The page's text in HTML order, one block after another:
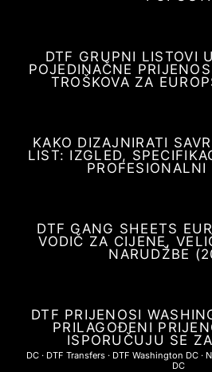
DTF GRUPNI LISTOVI
POJEDINAČNE
TROŠKOVA ZA
KAKO DIZAJNIRATI
LIST: IZGLED,
PROFESIONALNI
DTF GANG SHEETS
VODIČ ZA CIJENE,
NARUDŽBE
DTF PRIJENOSI
PRILAGOĐENI
ISPORUČUJU SE
DC · DTF Transfers · DTF Washington DC ·
DC